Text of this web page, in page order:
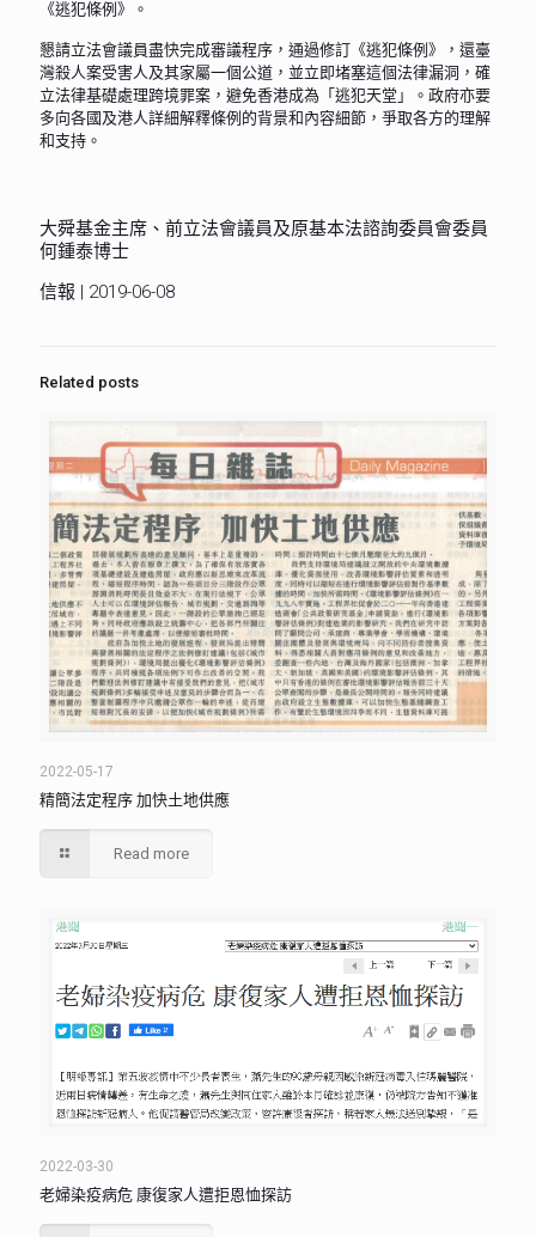
《逃犯條例》。
懇請立法會議員盡快完成審議程序，通過修訂《逃犯條例》，還臺
灣殺人案受害人及其家屬一個公道，並立即堵塞這個法律漏洞，確
立法律基礎處理跨境罪案，避免香港成為「逃犯天堂」。政府亦要
多向各國及港人詳細解釋條例的背景和內容細節，爭取各方的理解
和支持。
大舜基金主席、前立法會議員及原基本法諮詢委員會委員
何鍾泰博士
信報 | 2019-06-08
Related posts
2022-05-17
精簡法定程序 加快土地供應
Read more
2022-03-30
老婦染疫病危 康復家人遭拒恩恤探訪